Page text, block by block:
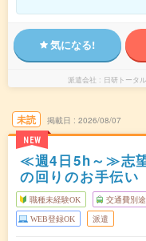
気になる!
派遣会社 日研トータ
未読
NEW
掲載日 2026/08/07
≪週4日5h～≫志
の回りのお手伝い
職種未経験OK 交通費別
WEB登録OK 派遣